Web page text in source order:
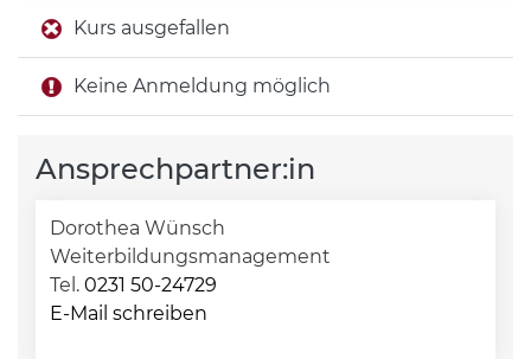
Kurs ausgefallen
Keine Anmeldung möglich
Ansprechpartner:in
Dorothea Wünsch
Weiterbildungsmanagement
Tel. 0231 50-24729
E-Mail schreiben